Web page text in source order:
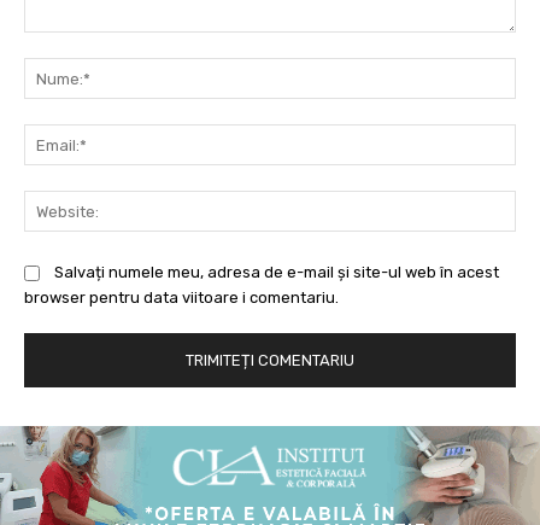
Salvați numele meu, adresa de e-mail și site-ul web în acest
browser pentru data viitoare i comentariu.